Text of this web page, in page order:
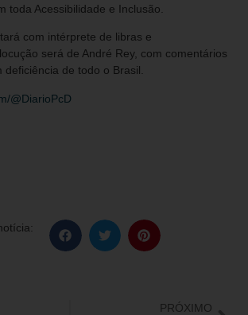
toda Acessibilidade e Inclusão.
com intérprete de libras e
será de André Rey, com comentários
deficiência de todo o Brasil.
@DiarioPcD
PRÓXIMO